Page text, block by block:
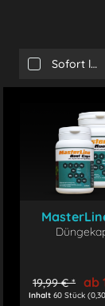
Sofort lieferbar
19,99 € * ab
Inhalt 60 Stück